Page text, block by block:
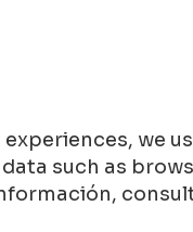
we
such as